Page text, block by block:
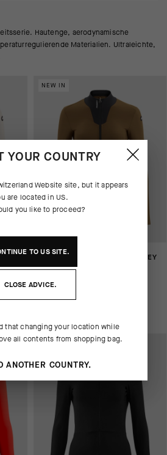
Hautenge, aerodynamische
Materialien. Ultraleichte,
NEW IN
DYORA R SPRING FALL JERSEY
S11
CHF. 209.00
YOUR COUNTRY
Website site, but it appears
are located in US.
you like to proceed?
TOUSSITE.
CLOSE ADVICE.
that changing your location while
all contents from shopping bag.
ANOTHER COUNTRY.